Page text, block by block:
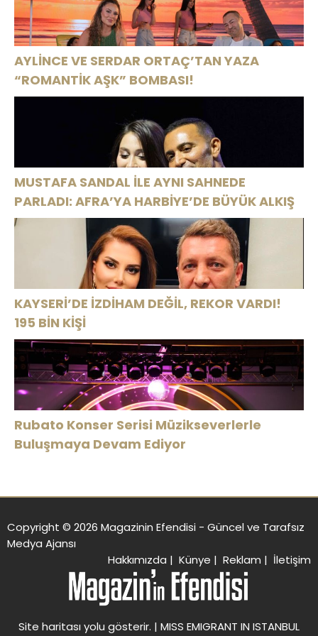
AYLİNCE VE SERDAR ORTAÇ’TAN YAZA
“ROMANTİK AŞK” BOMBASI!
MUSTAFA SANDAL İLE AYNI SAHNEDE
PARLADI: AFRA’YA HARBİYE’DE BÜYÜK ALKIŞ
KAYSERİ’DE İZDİHAM DEĞİL, REKOR VARDI!
195 BİN KİŞİ
Rubato Konser Serisi Müzikseverlerle
Buluşmaya Devam Ediyor
Copyright © 2026 Magazinin Efendisi - Güncel ve Tarafsız
Medya Ajansı
Hakkımızda | Künye | Reklam | İletişim
Site haritası yolu gösterir. | MISS EMIGRANT IN ISTANBUL